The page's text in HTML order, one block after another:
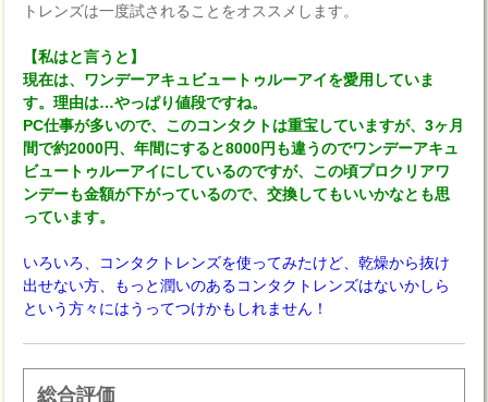
トレンズは一度試されることをオススメします。
【私はと言うと】
現在は、ワンデーアキュビュートゥルーアイを愛用していま
す。理由は…やっぱり値段ですね。
PC仕事が多いので、このコンタクトは重宝していますが、3ヶ月
間で約2000円、年間にすると8000円も違うのでワンデーアキュ
ビュートゥルーアイにしているのですが、この頃プロクリアワ
ンデーも金額が下がっているので、交換してもいいかなとも思
っています。
いろいろ、コンタクトレンズを使ってみたけど、乾燥から抜け
出せない方、もっと潤いのあるコンタクトレンズはないかしら
という方々にはうってつけかもしれません！
総合評価